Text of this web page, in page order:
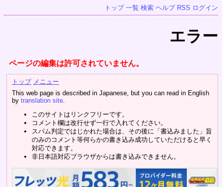
トップ 一覧 検索 ヘルプ RSS ログイン
エラー
ページの編集は許可されていません。
トップ メニュー
This web page is described in Japanese, but you can read in English
by translation site.
このサイトはリンクフリーです。
コメント欄は改行せず一行で入れてください。
スパム判定ではじかれた場合は、その後に「書込みました」旨
のみのコメント等何らかの書き込み成功していただけると早く
対応できます。
非日本語対応ブラウザからは書き込みできません。